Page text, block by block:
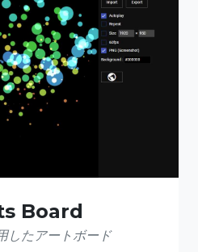
Board
したアートボード